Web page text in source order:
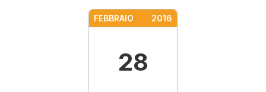
FEBBRAIO 2016
28